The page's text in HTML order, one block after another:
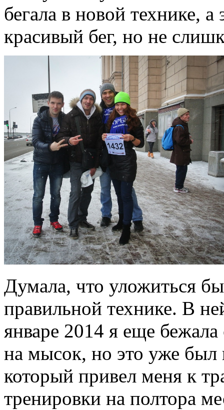
бегала в новой технике, а
красивый бег, но не
Думала, что уложиться
правильной технике. В
январе 2014 я еще
на мысок, но это уже был
который привел меня к
тренировки на полтора